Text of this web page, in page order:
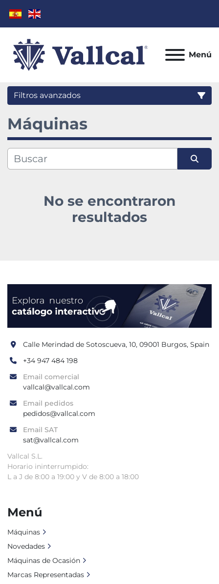
Menú
Filtros avanzados
Categoría
Condición
Máquinas
No se encontraron
resultados
Calle Merindad de Sotoscueva, 10, 09001 Burgos, Spain
+34 947 484 198
Email comercial
vallcal@vallcal.com
Email pedidos
pedidos@vallcal.com
Email SAT
sat@vallcal.com
Vallcal S.L.
Horario ininterrumpido:
L a J de 8:00 a 19:00 y V de 8:00 a 18:00
Menú
Máquinas
Novedades
Máquinas de Ocasión
Marcas Representadas